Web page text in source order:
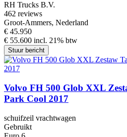
RH Trucks B.V.
462 reviews
Groot-Ammers, Nederland
€ 45.950
€ 55.600 incl. 21% btw
Stuur bericht
Volvo FH 500 Glob XXL
Park Cool 2017
schuifzeil vrachtwagen
Gebruikt